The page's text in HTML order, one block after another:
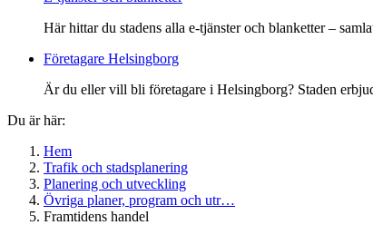
Här hittar du stadens alla e-tjänster och blanketter –
Företagare Helsingborg
Är du eller vill bli företagare i Helsingborg? Staden
Du är här:
Hem
Trafik och stadsplanering
Planering och utveckling
Övriga planer, program och utr…
Framtidens handel